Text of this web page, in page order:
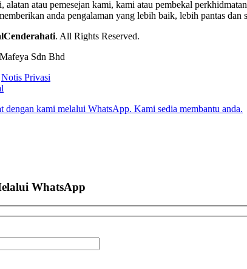
alatan atau pemesejan kami, kami atau pembekal
anda pengalaman yang lebih baik, lebih pantas dan
. All Rights Reserved.
Sdn Bhd
Notis Privasi
dengan kami melalui WhatsApp. Kami sedia membantu anda.
WhatsApp